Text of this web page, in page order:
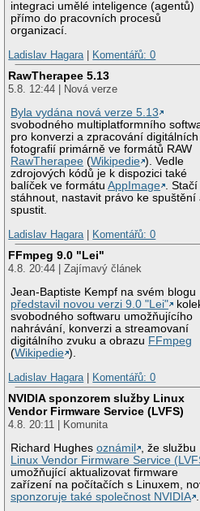
integraci umělé inteligence (agentů)
přímo do pracovních procesů
organizací.
Ladislav Hagara
Komentářů: 0
RawTherapee 5.13
5.8. 12:44 | Nová verze
Byla vydána nová verze 5.13
svobodného multiplatformního
pro konverzi a zpracování digitálních
fotografií primárně ve formátů RAW
RawTherapee (Wikipedie ). Vedle
zdrojových kódů je k dispozici také
balíček ve formátuAppImage . Stačí
stáhnout, nastavit právo ke spuštění
spustit.
Ladislav Hagara
Komentářů: 0
FFmpeg 9.0 "Lei"
4.8. 20:44 | Zajímavý článek
Jean-Baptiste Kempf na svém blogu
představil novou verzi 9.0 "Lei"
svobodného softwaru umožňujícího
nahrávání, konverzi a streamovaní
digitálního zvuku a obrazu FFmpeg
(Wikipedie ).
Ladislav Hagara
Komentářů: 0
NVIDIA sponzorem služby Linux
Vendor Firmware Service (LVFS)
4.8. 20:11 | Komunita
Richard Hughesoznámil
, že službu
Linux Vendor Firmware Service
umožňující aktualizovat firmware
zařízení na počítačích s Linuxem,
sponzoruje také společnost NVIDIA .